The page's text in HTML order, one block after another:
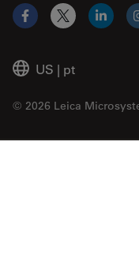
US | pt
© 2026 Leica
Facebook
X